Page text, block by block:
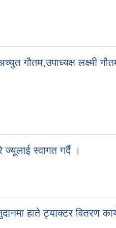
गौतम,उपाध्यक्ष लक्ष्मी
स्वागत गर्दै ।
हाते ट्याक्टर वितरण